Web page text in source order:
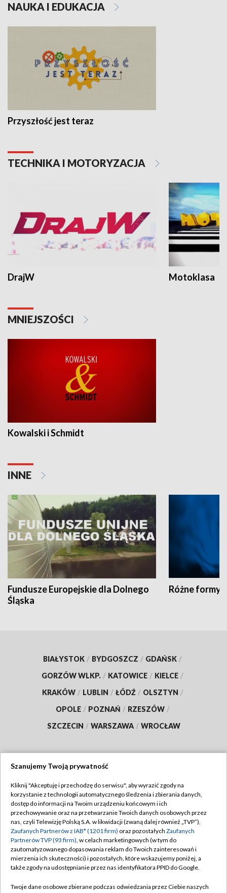
NAUKA I EDUKACJA
Przyszłość jest teraz
TECHNIKA I MOTORYZACJA
DrajW Motoklasa
MNIEJSZOŚCI
Kowalski i Schmidt
INNE
Fundusze Europejskie dla Dolnego
Śląska
Różne formy
BIAŁYSTOK / BYDGOSZCZ / GDAŃSK /
GORZÓW WLKP. / KATOWICE / KIELCE /
KRAKÓW / LUBLIN / ŁÓDŹ / OLSZTYN /
OPOLE / POZNAŃ / RZESZÓW /
SZCZECIN / WARSZAWA / WROCŁAW
TVP
Abonament TVP
Emisja w TVP
Centrum informacji TVP
Naziemna Telewizja Cyfrowa
Regulamin TVP
Polityka prywatności
Moje zgody
Pomoc
Szanujemy Twoją prywatność
Kliknij "Akceptuję i przechodzę do serwisu", aby wyrazić zgody na
korzystanie z technologii automatycznego śledzenia i zbierania danych,
dostęp do informacji na Twoim urządzeniu końcowym i ich
przechowywanie oraz na przetwarzanie Twoich danych osobowych przez
nas, czyli Telewizję Polską S.A. w likwidacji (zwaną dalej również „TVP”),
Zaufanych Partnerów z IAB* (1201 firm) oraz pozostałych Zaufanych
Partnerów TVP (93 firm), w celach marketingowych (w tym do
zautomatyzowanego dopasowania reklam do Twoich zainteresowań i
mierzenia ich skuteczności) i pozostałych, które wskazujemy poniżej, a
także zgody na udostępnianie przez nas identyfikatora PPID do Google.
Twoje dane osobowe zbierane podczas odwiedzania przez Ciebie naszych